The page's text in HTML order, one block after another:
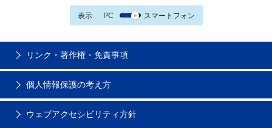
表示 PC スマートフォン
リンク・著作権・免責事項
個人情報保護の考え方
ウェブアクセシビリティ方針